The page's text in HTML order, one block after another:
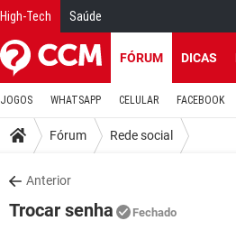
High-Tech Saúde
FÓRUM DICAS
JOGOS WHATSAPP CELULAR FACEBOOK
Fórum Rede social
Anterior
Trocar senha Fechado